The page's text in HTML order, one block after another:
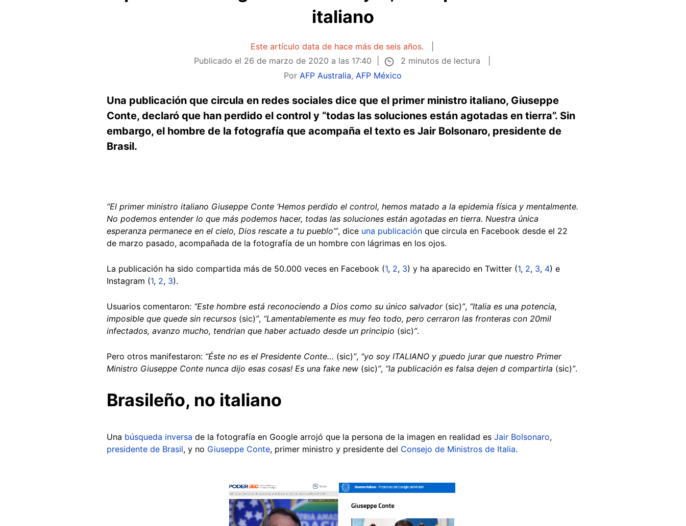
italiano
Este artículo data de hace más de seis años.
Publicado el 26 de marzo de 2020 a las 17:40
2 minutos de lectura
Por AFP Australia, AFP México
Una publicación que circula en redes sociales dice que el primer ministro italiano, Giuseppe
Conte, declaró que han perdido el control y “todas las soluciones están agotadas en tierra”. Sin
embargo, el hombre de la fotografía que acompaña el texto es Jair Bolsonaro, presidente de
Brasil.
“El primer ministro italiano Giuseppe Conte ‘Hemos perdido el control, hemos matado a la epidemia física y mentalmente.
No podemos entender lo que más podemos hacer, todas las soluciones están agotadas en tierra. Nuestra única
esperanza permanece en el cielo, Dios rescate a tu pueblo’”, dice una publicación que circula en Facebook desde el 22
de marzo pasado, acompañada de la fotografía de un hombre con lágrimas en los ojos.
La publicación ha sido compartida más de 50.000 veces en Facebook (1, 2, 3) y ha aparecido en Twitter (1, 2, 3, 4) e
Instagram (1, 2, 3).
Usuarios comentaron: “Este hombre está reconociendo a Dios como su único salvador(sic)”, “Italia es una potencia,
imposible que quede sin recursos (sic)”, “Lamentablemente es muy feo todo, pero cerraron las fronteras con 20mil
infectados, avanzo mucho, tendrian que haber actuado desde un principio (sic)”.
Pero otros manifestaron: “Éste no es el Presidente Conte… (sic)”, “yo soy ITALIANO y ¡puedo jurar que nuestro Primer
Ministro Giuseppe Conte nunca dijo esas cosas! Es una fake new (sic)”, “la publicación es falsa dejen d compartirla (sic)”.
Brasileño, no italiano
Una búsqueda inversa de la fotografía en Google arrojó que la persona de la imagen en realidad es Jair Bolsonaro,
presidente de Brasil, y no Giuseppe Conte, primer ministro y presidente del Consejo de Ministros de Italia.